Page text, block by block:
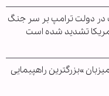
در دولت ترامپ بر سر جنگ
تشدید شده است
»بزرگترین راهپیمایی